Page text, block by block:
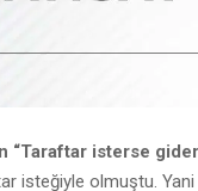
“Taraftar isterse
isteğiyle olmuştu. Yani